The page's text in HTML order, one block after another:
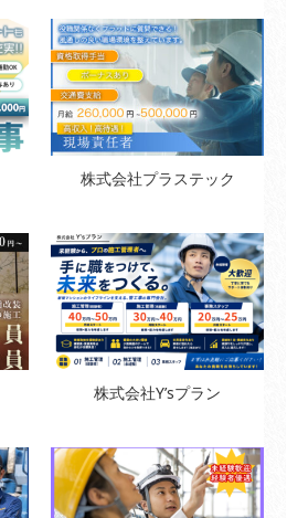
株式会社プラステック
株式会社Y’sプラン